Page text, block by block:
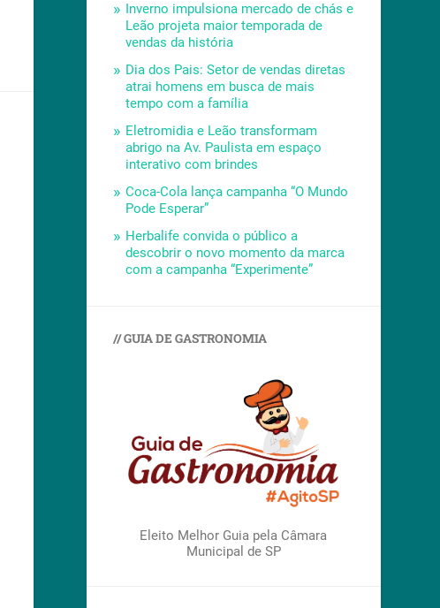
Inverno impulsiona mercado de chás e
Leão projeta maior temporada de
vendas da história
Dia dos Pais: Setor de vendas diretas
atrai homens em busca de mais
tempo com a família
Eletromidia e Leão transformam
abrigo na Av. Paulista em espaço
interativo com brindes
Coca-Cola lança campanha “O Mundo
Pode Esperar”
Herbalife convida o público a
descobrir o novo momento da marca
com a campanha “Experimente”
// GUIA DE GASTRONOMIA
Eleito Melhor Guia pela Câmara
Municipal de SP